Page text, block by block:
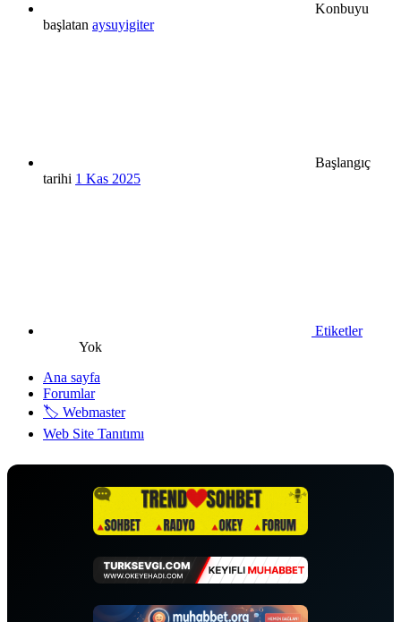
Konbuyu
başlatan aysuyigiter
Başlangıç
tarihi 1 Kas 2025
Etiketler
Yok
Ana sayfa
Forumlar
🏷️ Webmaster
Web Site Tanıtımı